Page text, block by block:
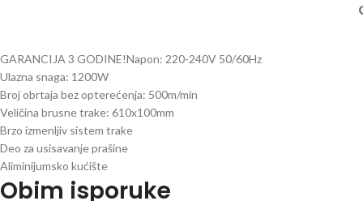
GARANCIJA 3 GODINE!Napon: 220-240V 50/60Hz
Ulazna snaga: 1200W
Broj obrtaja bez opterećenja: 500m/min
Veličina brusne trake: 610x100mm
Brzo izmenljiv sistem trake
Deo za usisavanje prašine
Aliminijumsko kućište
Obim isporuke